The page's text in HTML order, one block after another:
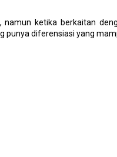
ketika berkaitan
punya diferensiasi yang